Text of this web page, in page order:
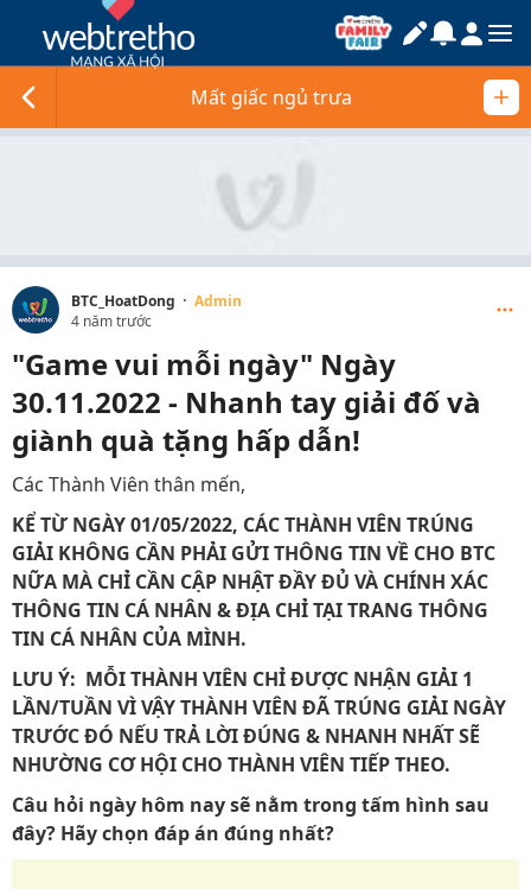
Mất giấc ngủ trưa
BTC_HoatDong · Admin
4 năm trước
"Game vui mỗi ngày" Ngày
30.11.2022 - Nhanh tay giải đố và
giành quà tặng hấp dẫn!
Các Thành Viên thân mến,
KỂ TỪ NGÀY 01/05/2022, CÁC THÀNH VIÊN TRÚNG
GIẢI KHÔNG CẦN PHẢI GỬI THÔNG TIN VỀ CHO BTC
NỮA MÀ CHỈ CẦN CẬP NHẬT ĐẦY ĐỦ VÀ CHÍNH XÁC
THÔNG TIN CÁ NHÂN & ĐỊA CHỈ TẠI TRANG THÔNG
TIN CÁ NHÂN CỦA MÌNH.
LƯU Ý: MỖI THÀNH VIÊN CHỈ ĐƯỢC NHẬN GIẢI 1
LẦN/TUẦN VÌ VẬY THÀNH VIÊN ĐÃ TRÚNG GIẢI NGÀY
TRƯỚC ĐÓ NẾU TRẢ LỜI ĐÚNG & NHANH NHẤT SẼ
NHƯỜNG CƠ HỘI CHO THÀNH VIÊN TIẾP THEO.
Câu hỏi ngày hôm nay sẽ nằm trong tấm hình sau
đây? Hãy chọn đáp án đúng nhất?